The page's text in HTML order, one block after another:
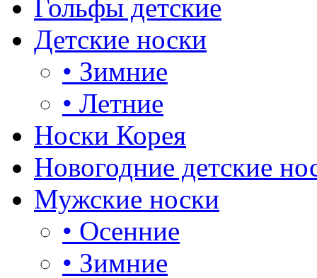
Гольфы детские
Детские носки
• Зимние
• Летние
Носки Корея
Новогодние детские
Мужские носки
• Осенние
• Зимние